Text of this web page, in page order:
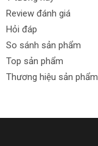
Review đánh giá
Hỏi đáp
So sánh sản phẩm
Top sản phẩm
Thương hiệu sản phẩm